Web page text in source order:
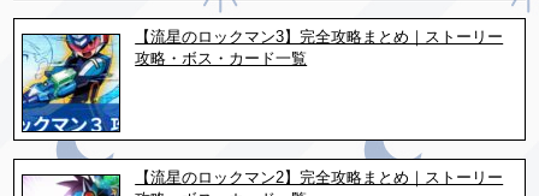
【流星のロックマン3】完全攻略まとめ｜ストーリー
攻略・ボス・カード一覧
【流星のロックマン2】完全攻略まとめ｜ストーリー